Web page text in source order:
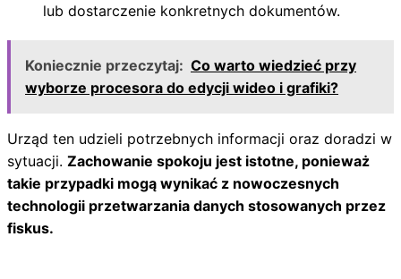
lub dostarczenie konkretnych dokumentów.
Koniecznie przeczytaj: Co warto wiedzieć przy
wyborze procesora do edycji wideo i grafiki?
Urząd ten udzieli potrzebnych informacji oraz doradzi w
sytuacji. Zachowanie spokoju jest istotne, ponieważ
takie przypadki mogą wynikać z nowoczesnych
technologii przetwarzania danych stosowanych przez
fiskus.